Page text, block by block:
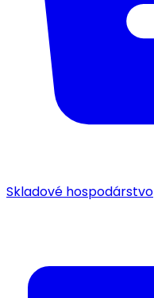
Skladové hospodárstvo